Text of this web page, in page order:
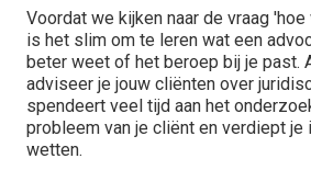
Voordat we kijken naar de vraag
is het slim om te leren wat een
beter weet of het beroep bij je past.
adviseer je jouw cliënten over
spendeert veel tijd aan het
probleem van je cliënt en verdiept je
wetten.